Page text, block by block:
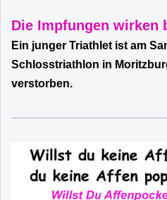
Die Impfungen wirken
Ein junger Triathlet ist am
Schlosstriathlon in
verstorben.